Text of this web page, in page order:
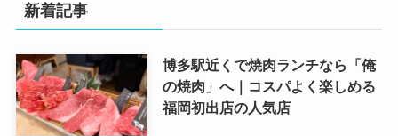
新着記事
博多駅近くで焼肉ランチなら「俺
の焼肉」へ｜コスパよく楽しめる
福岡初出店の人気店